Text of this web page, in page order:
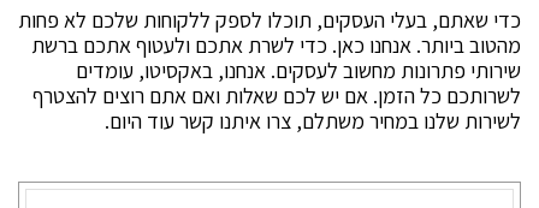
כדי שאתם, בעלי העסקים, תוכלו לספק ללקוחות שלכם לא פחות
מהטוב ביותר. אנחנו כאן. כדי לשרת אתכם ולעטוף אתכם ברשת
שירותי פתרונות מחשוב לעסקים. אנחנו, באקסיטו, עומדים
לשרותכם כל הזמן. אם יש לכם שאלות ואם אתם רוצים להצטרף
לשירות שלנו במחיר משתלם, צרו איתנו קשר עוד היום.